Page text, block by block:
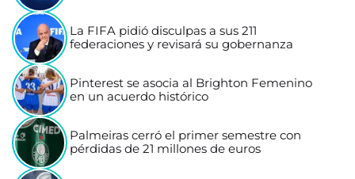
La FIFA pidió disculpas a sus 211
federaciones y revisará su gobernanza
Pinterest se asocia al Brighton Femenino
en un acuerdo histórico
Palmeiras cerró el primer semestre con
pérdidas de 21 millones de euros